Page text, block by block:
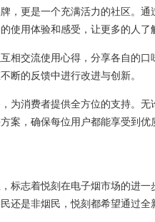
，更是一个充满活力的社区。
使用体验和感受，让更多的人了
相交流使用心得，分享各自的
断的反馈中进行改进与创新。
为消费者提供全方位的支持。
案，确保每位用户都能享受到优
标志着悦刻在电子烟市场的进
还是非烟民，悦刻都希望通过全